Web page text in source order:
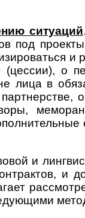
ситуаций
под
и
о
лица в
и
и